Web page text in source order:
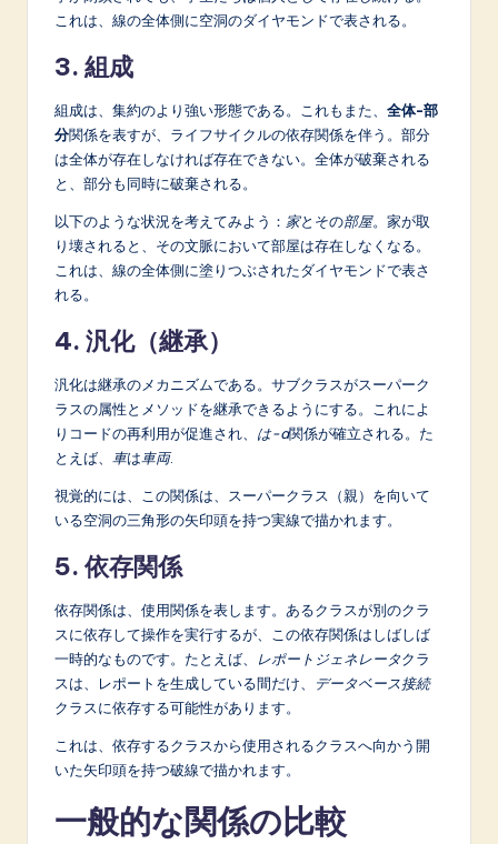
これは、線の全体側に空洞のダイヤモンドで表される。
3. 組成
組成は、集約のより強い形態である。これもまた、 全体-部
分関係を表すが、ライフサイクルの依存関係を伴う。部分
は全体が存在しなければ存在できない。全体が破棄される
と、部分も同時に破棄される。
以下のような状況を考えてみよう： 家とその部屋。家が取
り壊されると、その文脈において部屋は存在しなくなる。
これは、線の全体側に塗りつぶされたダイヤモンドで表さ
れる。
4. 汎化（継承）
汎化は継承のメカニズムである。サブクラスがスーパーク
ラスの属性とメソッドを継承できるようにする。これによ
りコードの再利用が促進され、 は-a関係が確立される。た
とえば、 車は車両.
視覚的には、この関係は、スーパークラス（親）を向いて
いる空洞の三角形の矢印頭を持つ実線で描かれます。
5. 依存関係
依存関係は、使用関係を表します。あるクラスが別のクラ
スに依存して操作を実行するが、この依存関係はしばしば
一時的なものです。たとえば、
レポートジェネレータクラ
スは、レポートを生成している間だけ、
データベース接続
クラスに依存する可能性があります。
これは、依存するクラスから使用されるクラスへ向かう開
いた矢印頭を持つ破線で描かれます。
一般的な関係の比較